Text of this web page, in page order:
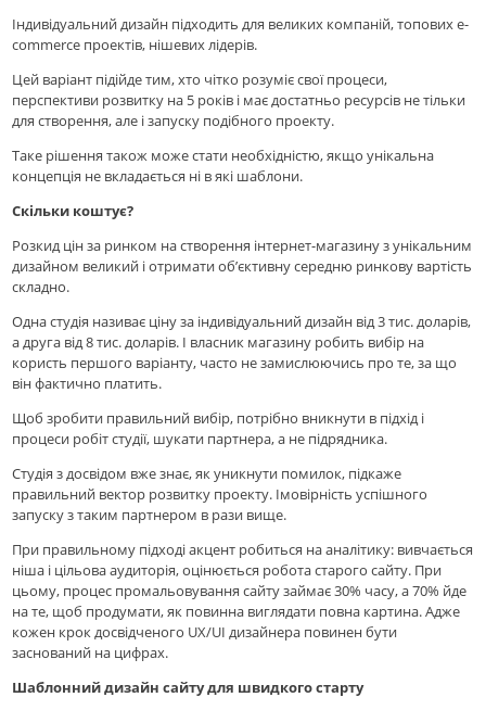
Індивідуальний дизайн підходить для великих компаній, топових e-
commerce проектів, нішевих лідерів.
Цей варіант підійде тим, хто чітко розуміє свої процеси,
перспективи розвитку на 5 років і має достатньо ресурсів не тільки
для створення, але і запуску подібного проекту.
Таке рішення також може стати необхідністю, якщо унікальна
концепція не вкладається ні в які шаблони.
Скільки коштує?
Розкид цін за ринком на створення інтернет-магазину з унікальним
дизайном великий і отримати об’єктивну середню ринкову вартість
складно.
Одна студія називає ціну за індивідуальний дизайн від 3 тис. доларів,
а друга від 8 тис. доларів. І власник магазину робить вибір на
користь першого варіанту, часто не замислюючись про те, за що
він фактично платить.
Щоб зробити правильний вибір, потрібно вникнути в підхід і
процеси робіт студії, шукати партнера, а не підрядника.
Студія з досвідом вже знає, як уникнути помилок, підкаже
правильний вектор розвитку проекту. Імовірність успішного
запуску з таким партнером в рази вище.
При правильному підході акцент робиться на аналітику: вивчається
ніша і цільова аудиторія, оцінюється робота старого сайту. При
цьому, процес промальовування сайту займає 30% часу, а 70% йде
на те, щоб продумати, як повинна виглядати повна картина. Адже
кожен крок досвідченого UX/UI дизайнера повинен бути
заснований на цифрах.
Шаблонний дизайн сайту для швидкого старту